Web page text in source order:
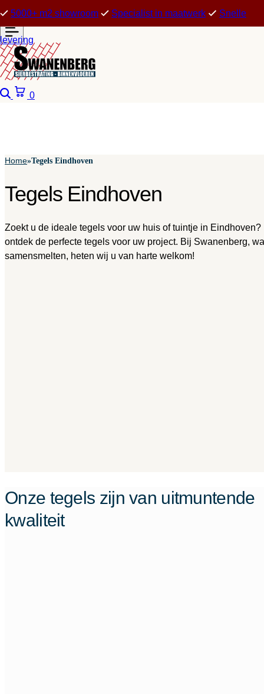
5000+ m2 showroom Specialist in maatwerk Snelle
levering
Zoeken
0
Home»Tegels Eindhoven
Tegels Eindhoven
Zoekt u de ideale tegels voor uw huis of tuintje in
ontdek de perfecte tegels voor uw project. Bij Swanenberg,
samensmelten, heten wij u van harte welkom!
Onze tegels zijn van uitmuntende
kwaliteit